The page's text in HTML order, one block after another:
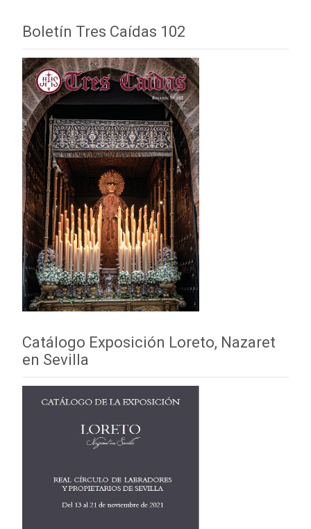
Boletín Tres Caídas 102
Catálogo Exposición Loreto, Nazaret
en Sevilla